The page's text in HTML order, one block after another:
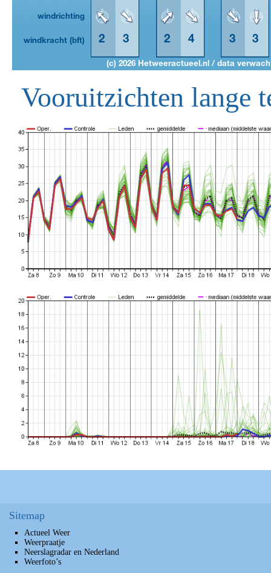
Vooruitzichten lange
Sitemap
Actueel Weer
Weerpraatje
Neerslagradar en Nederland
Weerfoto’s